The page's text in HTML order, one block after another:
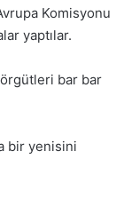
Komisyonu
yaptılar.
örgütleri bar bar
bir yenisini